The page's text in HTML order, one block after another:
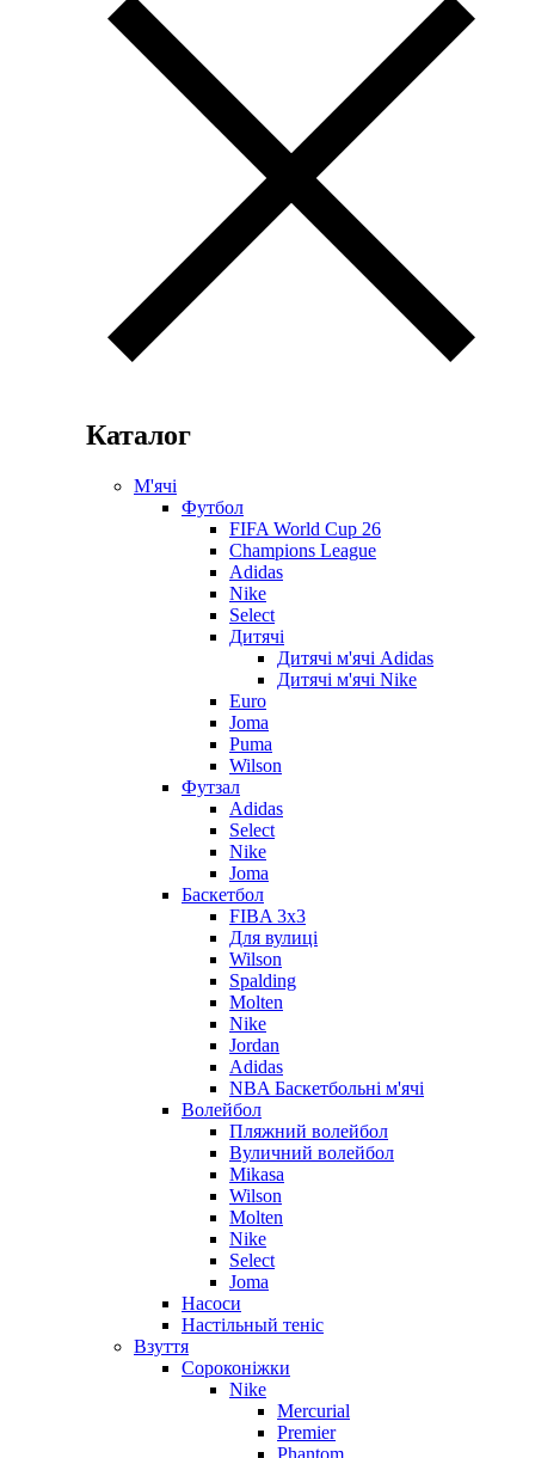
Каталог
М'ячі
Футбол
FIFA World Cup 26
Champions League
Adidas
Nike
Select
Дитячі
Дитячі м'ячі Adidas
Дитячі м'ячі Nike
Euro
Joma
Puma
Wilson
Футзал
Adidas
Select
Nike
Joma
Баскетбол
FIBA 3x3
Для вулиці
Wilson
Spalding
Molten
Nike
Jordan
Adidas
NBA Баскетбольні м'ячі
Волейбол
Пляжний волейбол
Вуличний волейбол
Mikasa
Wilson
Molten
Nike
Select
Joma
Насоси
Настільный теніс
Взуття
Сороконіжки
Nike
Mercurial
Premier
Phantom